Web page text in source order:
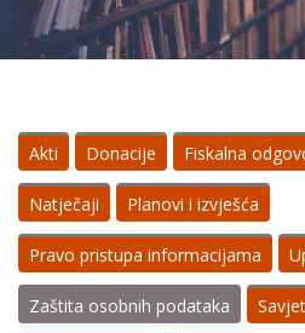
Akti Donacije Fiskalna
Natječaji Planovi i izvješća
Pravo pristupa informacijama
Zaštita osobnih podataka